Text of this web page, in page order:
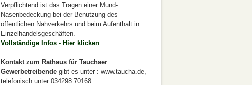
Verpflichtend ist das Tragen einer Mund-
Nasenbedeckung bei der Benutzung des
öffentlichen Nahverkehrs und beim Aufenthalt in
Einzelhandelsgeschäften.
Vollständige Infos - Hier klicken
Kontakt zum Rathaus für Tauchaer
Gewerbetreibende gibt es unter : www.taucha.de,
telefonisch unter 034298 70168